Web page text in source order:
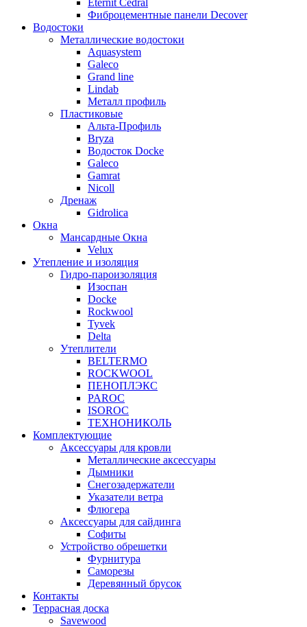
Фиброцементные панели Decover
Водостоки
Металлические водостоки
Aquasystem
Galeco
Grand line
Lindab
Металл профиль
Пластиковые
Альта-Профиль
Bryza
Водосток Docke
Galeco
Gamrat
Nicoll
Дренаж
Gidrolica
Окна
Мансардные Окна
Velux
Утепление и изоляция
Гидро-пароизоляция
Изоспан
Docke
Rockwool
Tyvek
Delta
Утеплители
BELTERMO
ROCKWOOL
ПЕНОПЛЭКС
PAROC
ISOROC
ТЕХНОНИКОЛЬ
Комплектующие
Аксессуары для кровли
Металлические аксессуары
Дымники
Снегозадержатели
Указатели ветра
Флюгера
Аксессуары для сайдинга
Софиты
Устройство обрешетки
Фурнитура
Саморезы
Деревянный брусок
Контакты
Террасная доска
Savewood